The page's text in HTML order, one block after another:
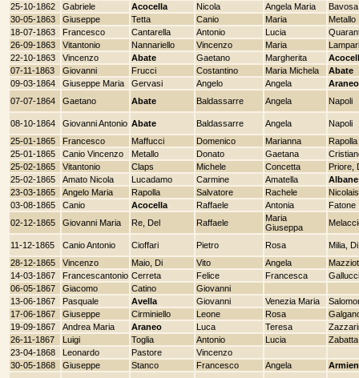
25-10-1862
Gabriele Acocella Nicola Angela Maria
Bavosa
30-05-1863
Giuseppe Tetta Canio Maria
Metallo
18-07-1863
Francesco Cantarella Antonio Lucia
26-09-1863
Vitantonio Nannariello Vincenzo Maria
22-10-1863
Vincenzo Abate Gaetano Margherita
07-11-1863
Giovanni Frucci Costantino Maria Michela
Abate
09-03-1864
Giuseppe Maria Gervasi Angelo Angela
Araneo
07-07-1864
Gaetano Abate Baldassarre Angela Napoli
08-10-1864 Giovanni Antonio Abate Baldassarre Angela
Napoli
25-01-1865
Francesco Maffucci Domenico Marianna
Rapolla
25-01-1865
Canio Vincenzo Metallo Donato Gaetana
25-02-1865
Vitantonio Claps Michele Concetta
Priore,
25-02-1865
Amato Nicola Lucadamo Carmine Amatella
23-03-1865
Angelo Maria Rapolla Salvatore Rachele
Nicolais
03-08-1865
Canio Acocella Raffaele Antonia
Fatone
02-12-1865
Giovanni Maria Re, Del Raffaele
Maria
Giuseppa
11-12-1865 Canio Antonio Cioffari Pietro Rosa
Milia, Di
28-12-1865
Vincenzo Maio, Di Vito Angela
14-03-1867
Francescantonio Cerreta Felice Francesca
Gallucci
06-05-1867
Giacomo Catino
Giovanni
13-06-1867
Pasquale Avella Giovanni Venezia Maria
17-06-1867
Giuseppe Cirminiello Leone Rosa
19-09-1867
Andrea Maria Araneo Luca Teresa
26-11-1867
Luigi Toglia Antonio Lucia
Zabatta
23-04-1868
Leonardo Pastore
Vincenzo
30-05-1868
Giuseppe Stanco Francesco Angela